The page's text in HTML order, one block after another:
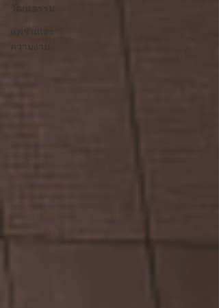
วัฒนธรรม
แฟชั่นและ
ความงาม